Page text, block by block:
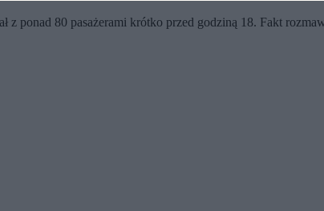
z ponad 80 pasażerami krótko przed godziną 18. Fakt